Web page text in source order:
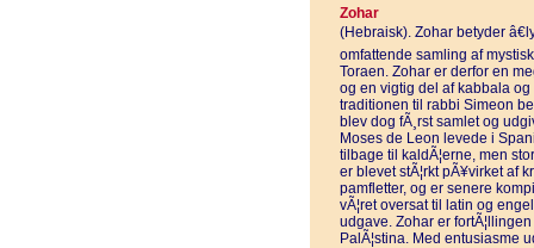
Zohar
(Hebraisk). Zohar betyder
omfattende samling af
Toraen. Zohar er derfor en
og en vigtig del af kabbala og
traditionen til rabbi Simeon
blev dog fÃ¸rst samlet og
Moses de Leon levede i
tilbage til kaldÃ¦erne, men
er blevet stÃ¦rkt pÃ¥virket af
pamfletter, og er senere
vÃ¦ret oversat til latin og
udgave. Zohar er
PalÃ¦stina. Med entusiasme